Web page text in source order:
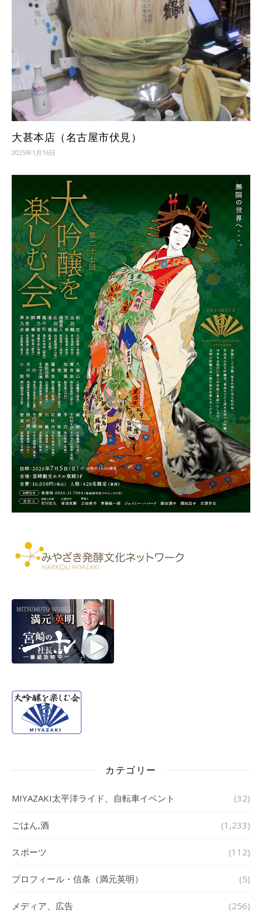
大甚本店（名古屋市伏見）
2025年1月16日
カテゴリー
MIYAZAKI太平洋ライド、自転車イベント (32)
ごはん,酒 (1,233)
スポーツ (112)
プロフィール・信条（満元英明） (5)
メディア、広告 (256)